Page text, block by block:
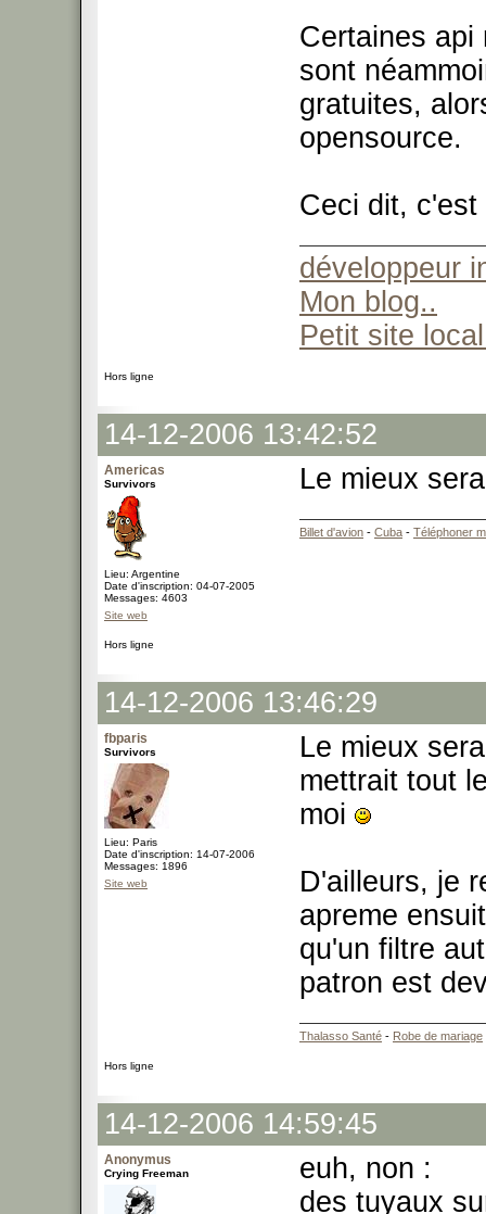
Certaines api
sont
gratuites,
opensource.
Ceci dit,
développeur
Mon blog..
Petit site
Hors ligne
14-12-2006 13:42:52
Americas
Survivors
Lieu: Argentine
Date d'inscription: 04-07-2005
Messages: 4603
Site web
Le mieux
Billet d'avion - Cuba - Téléphoner
Hors ligne
14-12-2006 13:46:29
fbparis
Survivors
Lieu: Paris
Date d'inscription: 14-07-2006
Messages: 1896
Site web
Le mieux
mettrait tout
moi
D'ailleurs, je
apreme
qu'un filtre
patron est
Thalasso Santé - Robe de mariage
Hors ligne
14-12-2006 14:59:45
Anonymus
Crying Freeman
euh, non :
des tuyaux